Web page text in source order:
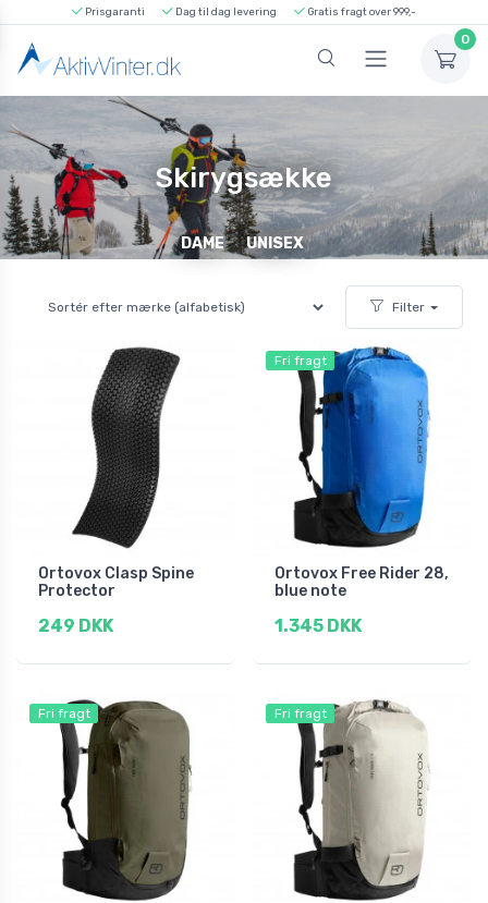
Prisgaranti Dag til dag levering Gratis fragt over 999,-
0
Skirygsække
DAME UNISEX
Filter
Ortovox Clasp Spine
Protector
249 DKK
Fri fragt
Ortovox Free Rider 28,
blue note
1.345 DKK
Fri fragt Fri fragt